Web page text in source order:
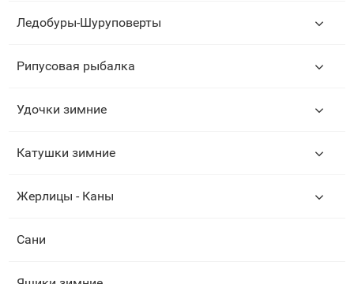
Ледобуры-Шуруповерты
Рипусовая рыбалка
Удочки зимние
Катушки зимние
Жерлицы - Каны
Сани